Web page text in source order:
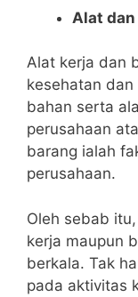
Alat dan
Alat kerja dan
kesehatan dan
bahan serta
perusahaan
barang ialah
perusahaan.
Oleh sebab
kerja maupun
berkala. Tak
pada aktivitas